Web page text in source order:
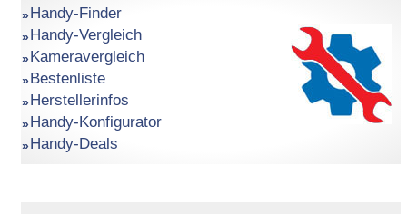
Handy-Finder
Handy-Vergleich
Kameravergleich
Bestenliste
Herstellerinfos
Handy-Konfigurator
Handy-Deals